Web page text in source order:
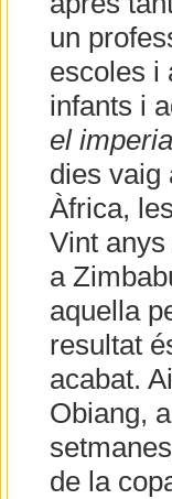
un
escoles i
infants i
el
dies vaig
Àfrica,
Vint
a
aquella
resultat
acabat.
Obiang,
de la